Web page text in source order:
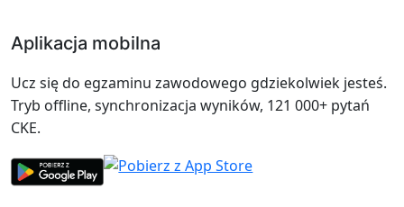
Aplikacja mobilna
Ucz się do egzaminu zawodowego gdziekolwiek jesteś.
Tryb offline, synchronizacja wyników, 121 000+ pytań
CKE.